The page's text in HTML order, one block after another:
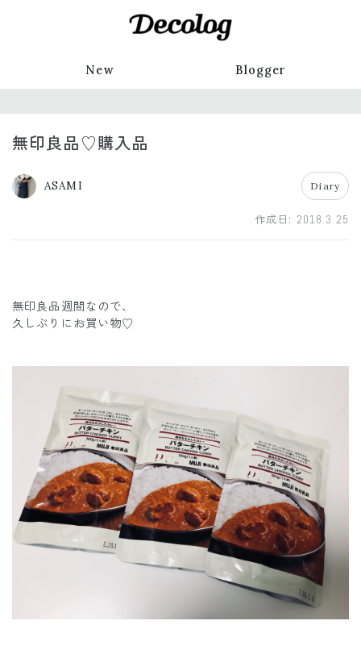
New Blogger
無印良品♡購入品
ASAMI Diary
作成日: 2018.3.25
無印良品週間なので、
久しぶりにお買い物♡